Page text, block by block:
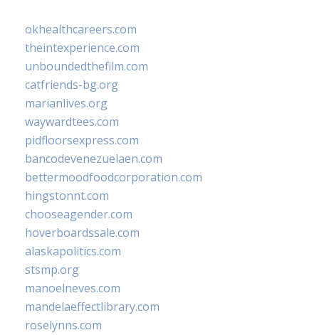
okhealthcareers.com
theintexperience.com
unboundedthefilm.com
catfriends-bg.org
marianlives.org
waywardtees.com
pidfloorsexpress.com
bancodevenezuelaen.com
bettermoodfoodcorporation.com
hingstonnt.com
chooseagender.com
hoverboardssale.com
alaskapolitics.com
stsmp.org
manoelneves.com
mandelaeffectlibrary.com
roselynns.com